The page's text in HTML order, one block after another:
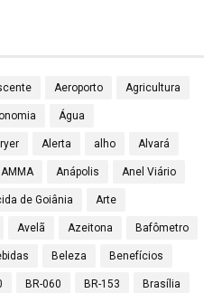
Aeroporto Agricultura
Água
Alerta alho Alvará
AMMA Anápolis Anel Viário
de Goiânia Arte
Avelã Azeitona Bafômetro
Beleza Benefícios
BR-060 BR-153 Brasília